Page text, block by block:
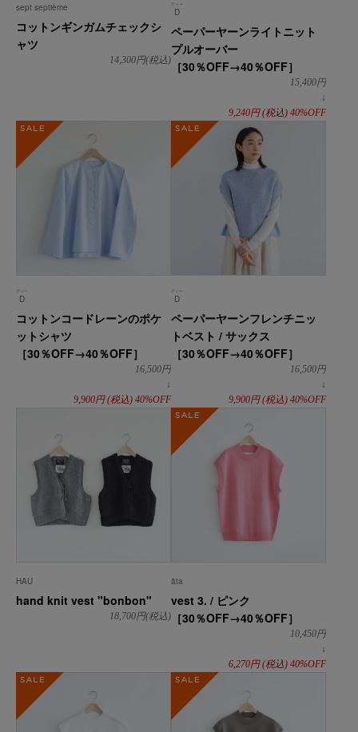
sept septième
コットンギンガムチェックシ
ャツ
14,300円(税込)
D
ディー
ペーパーヤーンライトニット
プルオーバー
［30％OFF→40％OFF］
15,400円
↓
9,240円(税込) 40%OFF
D
ディー
コットンコードレーンのポケ
ットシャツ
［30％OFF→40％OFF］
16,500円
↓
9,900円(税込) 40%OFF
D
ディー
ペーパーヤーンフレンチニッ
トベスト / サックス
［30％OFF→40％OFF］
16,500円
↓
9,900円(税込) 40%OFF
HAU
hand knit vest "bonbon"
18,700円(税込)
āta
vest 3. / ピンク
［30％OFF→40％OFF］
10,450円
↓
6,270円(税込) 40%OFF